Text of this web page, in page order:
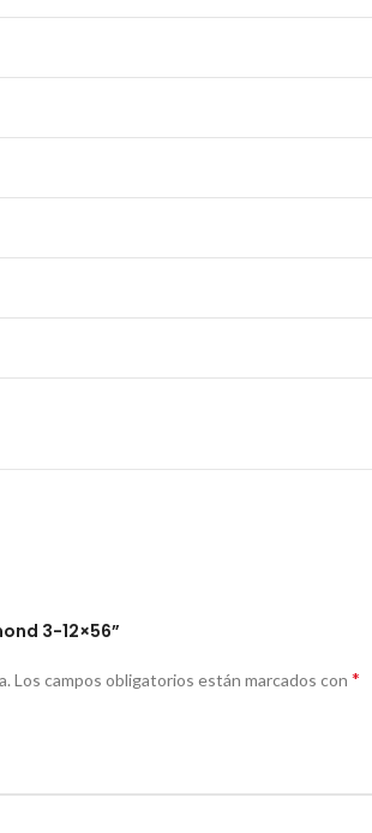
3-12×56”
Los campos obligatorios están marcados con *